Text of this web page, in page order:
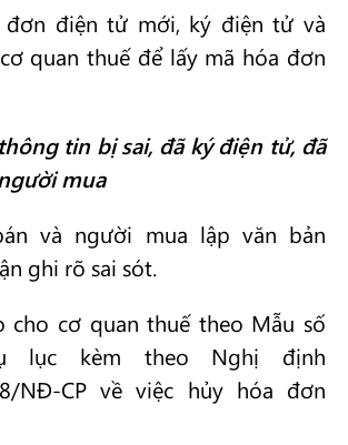
đơn điện tử mới, ký điện tử và
quan thuế để lấy mã hóa đơn
tin bị sai, đã ký điện tử, đã
mua
và người mua lập văn bản
ghi rõ sai sót.
cho cơ quan thuế theo Mẫu số
lục kèm theo Nghị định
NĐ-CP về việc hủy hóa đơn